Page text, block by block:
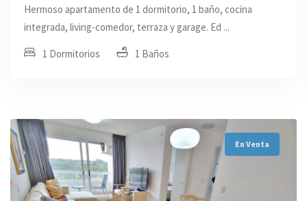
Hermoso apartamento de 1 dormitorio, 1 baño, cocina
integrada, living-comedor, terraza y garage. Ed ...
1 Dormitorios 1 Baños
En Venta